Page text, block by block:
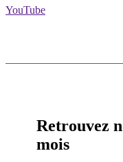
YouTube
Retrouvez
mois